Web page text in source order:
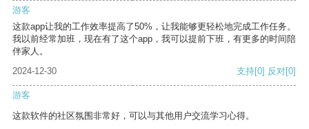
游客
这款app让我的工作效率提高了50%，让我能够更轻松地完成工作任务。
我以前经常加班，现在有了这个app，我可以提前下班，有更多的时间陪
伴家人。
2024-12-30
支持[0] 反对[0]
游客
这款软件的社区氛围非常好，可以与其他用户交流学习心得。